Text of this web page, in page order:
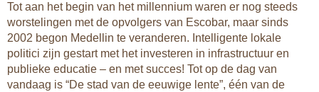
Tot aan het begin van het millennium waren er nog steeds
worstelingen met de opvolgers van Escobar, maar sinds
2002 begon Medellin te veranderen. Intelligente lokale
politici zijn gestart met het investeren in infrastructuur en
publieke educatie – en met succes! Tot op de dag van
vandaag is “De stad van de eeuwige lente”, één van de